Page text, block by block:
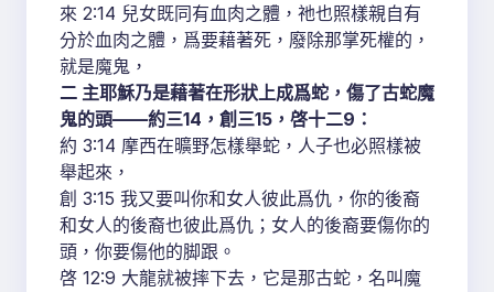
來 2:14 兒女既同有血肉之體，祂也照樣親自有
分於血肉之體，爲要藉著死，廢除那掌死權的，
就是魔鬼，
二 主耶穌乃是藉著在形狀上成爲蛇，傷了古蛇魔
鬼的頭——約三14，創三15，啓十二9：
約 3:14 摩西在曠野怎樣舉蛇，人子也必照樣被
舉起來，
創 3:15 我又要叫你和女人彼此爲仇，你的後裔
和女人的後裔也彼此爲仇；女人的後裔要傷你的
頭，你要傷他的脚跟。
啓 12:9 大龍就被摔下去，它是那古蛇，名叫魔